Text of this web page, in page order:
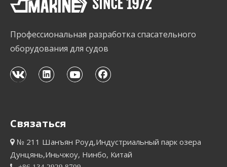
Профессиональная разработка спасательного
оборудования для судов
Связаться
 № 211 Шанъян Роуд,Индустриальный парк озера
Дунцянь,Иньчжоу, Нинбо, Китай